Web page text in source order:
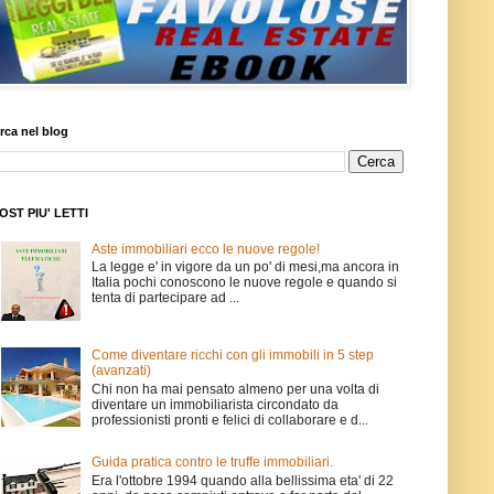
nel blog
PIU' LETTI
Aste immobiliari ecco le nuove regole!
La legge e' in vigore da un po' di mesi,ma ancora in
Italia pochi conoscono le nuove regole e quando si
tenta di partecipare ad ...
Come diventare ricchi con gli immobili in 5 step
(avanzati)
Chi non ha mai pensato almeno per una volta di
diventare un immobiliarista circondato da
professionisti pronti e felici di collaborare e d...
Guida pratica contro le truffe immobiliari.
Era l'ottobre 1994 quando alla bellissima eta' di 22